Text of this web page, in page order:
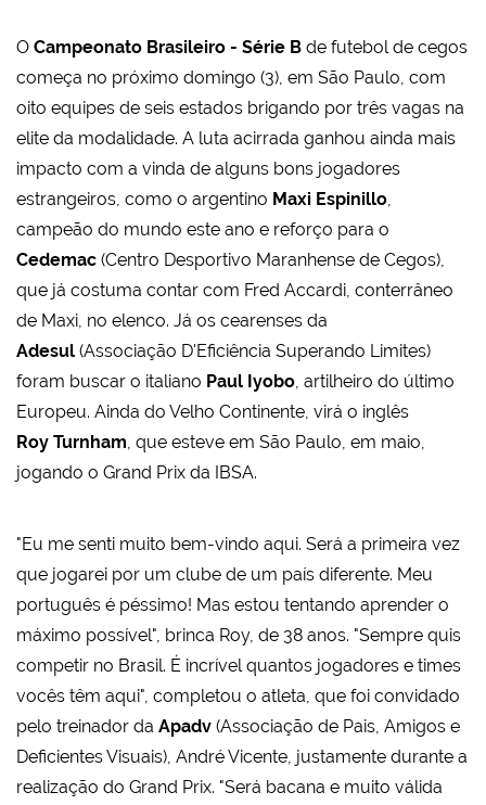
O Campeonato Brasileiro - Série B de futebol de cegos
começa no próximo domingo (3), em São Paulo, com
oito equipes de seis estados brigando por três vagas na
elite da modalidade. A luta acirrada ganhou ainda mais
impacto com a vinda de alguns bons jogadores
estrangeiros, como o argentino Maxi Espinillo
campeão do mundo este ano e reforço para o
Cedemac (Centro Desportivo Maranhense de Cegos),
que já costuma contar com Fred Accardi, conterrâneo
de Maxi, no elenco. Já os cearenses da
Adesul (Associação D'Eficiência Superando Limites)
foram buscar o italiano Paul Iyobo , artilheiro do último
Europeu. Ainda do Velho Continente, virá o inglês
Roy Turnham , que esteve em São Paulo, em maio,
jogando o Grand Prix da IBSA.
"Eu me senti muito bem-vindo aqui. Será a primeira vez
que jogarei por um clube de um país diferente. Meu
português é péssimo! Mas estou tentando aprender o
máximo possível", brinca Roy, de 38 anos. "Sempre quis
competir no Brasil. É incrível quantos jogadores e times
vocês têm aqui", completou o atleta, que foi convidado
pelo treinador da Apadv (Associação de Pais, Amigos e
Deficientes Visuais), André Vicente, justamente durante a
realização do Grand Prix. "Será bacana e muito válida